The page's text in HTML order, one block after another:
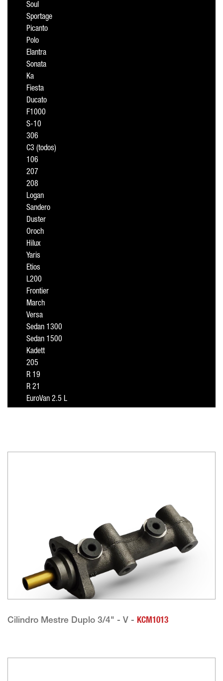
Soul
Sportage
Picanto
Polo
Elantra
Sonata
Ka
Fiesta
Ducato
F1000
S-10
306
C3 (todos)
106
207
208
Logan
Sandero
Duster
Oroch
Hilux
Yaris
Etios
L200
Frontier
March
Versa
Sedan 1300
Sedan 1500
Kadett
205
R 19
R 21
EuroVan 2.5 L
Cilindro Mestre Duplo 3/4" - V - KCM1013